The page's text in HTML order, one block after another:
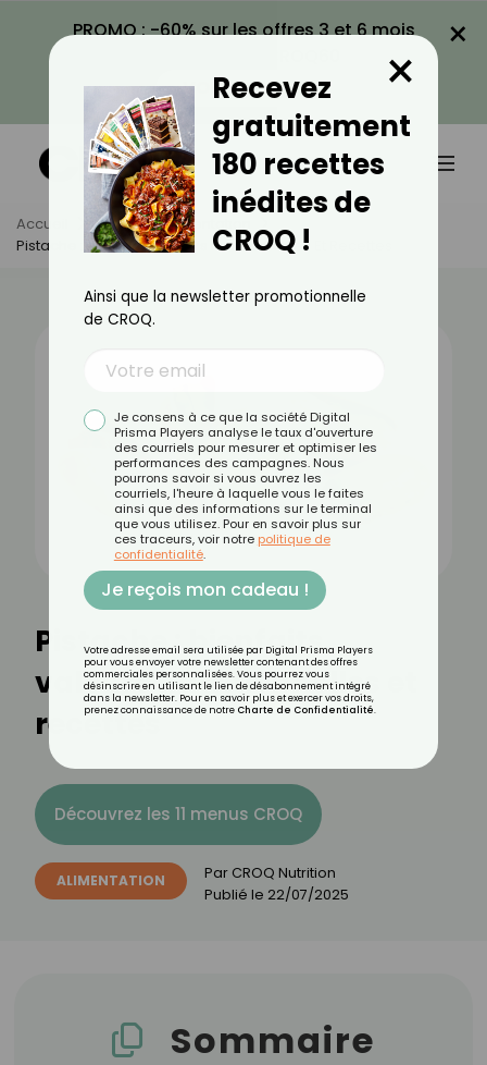
PROMO : -60% sur les offres 3 et 6 mois
VOIR LA PROMO
×
Accueil Actus
Alimentation
Pistache : Bienfaits, Valeurs Nutritionnelles Et Recettes
Pistache : bienfaits,
valeurs nutritionnelles et
recettes
Découvrez les 11 menus CROQ
ALIMENTATION Par CROQ Nutrition
Publié le 22/07/2025
Sommaire
Recevez
gratuitement
180 recettes
inédites de
CROQ !
×
Ainsi que la newsletter promotionnelle
de CROQ.
Je consens à ce que la société Digital
Prisma Players analyse le taux d'ouverture
des courriels pour mesurer et optimiser les
performances des campagnes. Nous
pourrons savoir si vous ouvrez les
courriels, l'heure à laquelle vous le faites
ainsi que des informations sur le terminal
que vous utilisez. Pour en savoir plus sur
ces traceurs, voir notre politique de
confidentialité.
Je reçois mon cadeau !
Votre adresse email sera utilisée par Digital Prisma Players
pour vous envoyer votre newsletter contenant des offres
commerciales personnalisées. Vous pourrez vous
désinscrire en utilisant le lien de désabonnement intégré
dans la newsletter. Pour en savoir plus et exercer vos droits,
prenez connaissance de notre Charte de Confidentialité.